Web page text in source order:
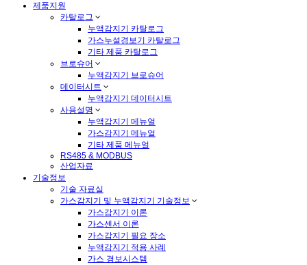
제품지원
카탈로그
누액감지기 카탈로그
가스누설경보기 카탈로그
기타 제품 카탈로그
브로슈어
누액감지기 브로슈어
데이터시트
누액감지기 데이터시트
사용설명
누액감지기 메뉴얼
가스감지기 메뉴얼
기타 제품 메뉴얼
RS485 & MODBUS
산업자료
기술정보
기술 자료실
가스감지기 및 누액감지기 기술정보
가스감지기 이론
가스센서 이론
가스감지기 필요 장소
누액감지기 적용 사례
가스 경보시스템